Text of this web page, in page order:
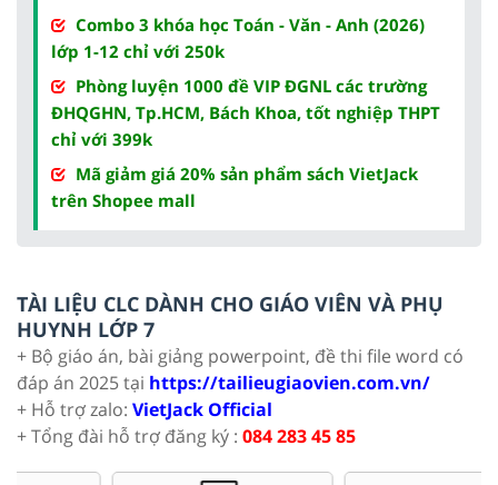
Combo 3 khóa học Toán - Văn - Anh (2026)
lớp 1-12 chỉ với 250k
Phòng luyện 1000 đề VIP ĐGNL các trường
ĐHQGHN, Tp.HCM, Bách Khoa, tốt nghiệp THPT
chỉ với 399k
Mã giảm giá 20% sản phẩm sách VietJack
trên Shopee mall
TÀI LIỆU CLC DÀNH CHO GIÁO VIÊN VÀ PHỤ
HUYNH LỚP 7
+ Bộ giáo án, bài giảng powerpoint, đề thi file word có
đáp án 2025 tại https://tailieugiaovien.com.vn/
+ Hỗ trợ zalo: VietJack Official
+ Tổng đài hỗ trợ đăng ký : 084 283 45 85